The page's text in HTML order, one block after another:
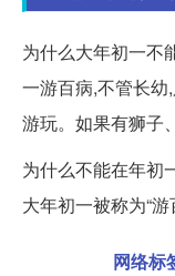
为什么大年初一不
一游百病,不管长
游玩。如果有狮子
为什么不能在年初
大年初一被称为“游
网络标